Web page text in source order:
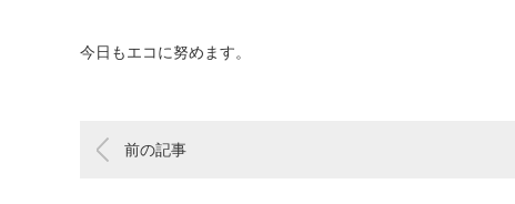
今日もエコに努めます。
前の記事